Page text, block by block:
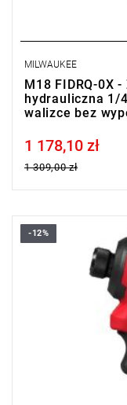
MILWAUKEE
M18 FIDRQ-0X
hydrauliczna 1/
walizce bez
Price tax included
1 178,10 zł
1 309,00 zł
Kup produkt objęty
zarejestruj fakturę i
Promocja
Sprawdź szczegóły
-12%